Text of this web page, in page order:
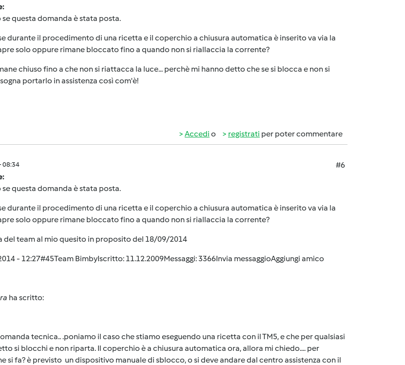
se questa domanda è stata posta.
durante il procedimento di una ricetta e il coperchio a chiusura automatica è inserito va via la
solo oppure rimane bloccato fino a quando non si riallaccia la corrente?
chiuso fino a che non si riattacca la luce... perchè mi hanno detto che se si blocca e non si
portarlo in assistenza così com'è!
Accedi o registrati per poter commentare
08:34
#6
se questa domanda è stata posta.
durante il procedimento di una ricetta e il coperchio a chiusura automatica è inserito va via la
solo oppure rimane bloccato fino a quando non si riallaccia la corrente?
del team al mio quesito in proposito del 18/09/2014
- 12:27#45Team BimbyIscritto: 11.12.2009Messaggi: 3366Invia messaggioAggiungi amico
ha scritto:
tecnica.. .poniamo il caso che stiamo eseguendo una ricetta con il TM5, e che per qualsiasi
si blocchi e non riparta. Il coperchio è a chiusura automatica ora, allora mi chiedo.... per
si fa? è previsto un dispositivo manuale di sblocco, o si deve andare dal centro assistenza con il